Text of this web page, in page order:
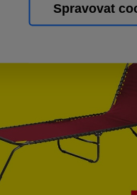
Spravovat